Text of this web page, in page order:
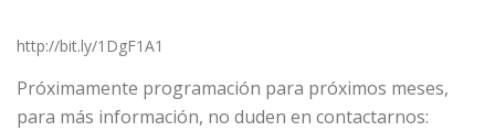
http://bit.ly/1DgF1A1
Próximamente programación para próximos meses,
para más información, no duden en contactarnos: